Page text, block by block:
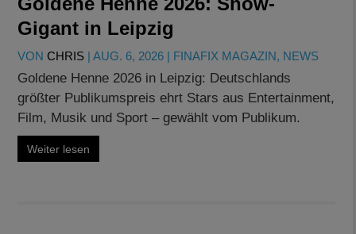
Gigant in Leipzig
VONCHRIS |AUG. 6, 2026 | FINAFIX MAGAZIN, NEWS
Goldene Henne 2026 in Leipzig: Deutschlands
größter Publikumspreis ehrt Stars aus Entertainment,
Film, Musik und Sport – gewählt vom Publikum.
Weiter lesen